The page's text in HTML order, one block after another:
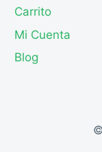
Carrito
Mi Cuenta
Blog